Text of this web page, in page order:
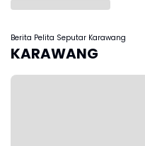
Keseimbangan
Berita Pelita Seputar Karawang
KARAWANG